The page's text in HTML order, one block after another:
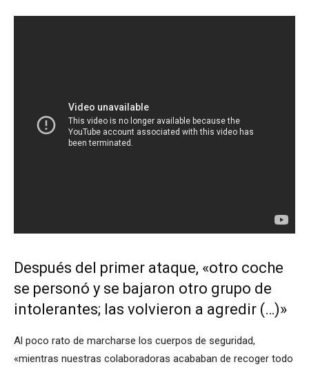
Después del primer ataque, «otro coche
se personó y se bajaron otro grupo de
intolerantes; las volvieron a agredir (…)»
Al poco rato de marcharse los cuerpos de seguridad,
«mientras nuestras colaboradoras acababan de recoger todo